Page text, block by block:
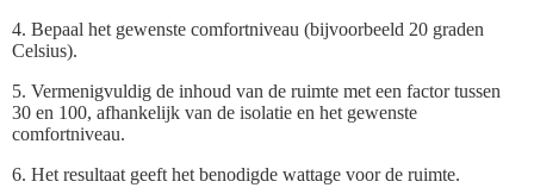
4. Bepaal het gewenste comfortniveau (bijvoorbeeld 20 graden
Celsius).
5. Vermenigvuldig de inhoud van de ruimte met een factor tussen
30 en 100, afhankelijk van de isolatie en het gewenste
comfortniveau.
6. Het resultaat geeft het benodigde wattage voor de ruimte.